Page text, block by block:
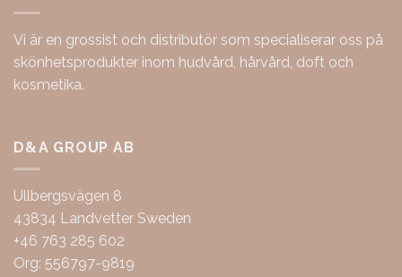
Vi är en grossist och distributör som specialiserar oss på
skönhetsprodukter inom hudvård, hårvård, doft och
kosmetika.
D&A GROUP AB
Ullbergsvägen 8
43834 Landvetter Sweden
+46 763 285 602
Org: 556797-9819